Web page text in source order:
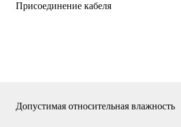
Присоединение кабеля
Допустимая относительная влажность